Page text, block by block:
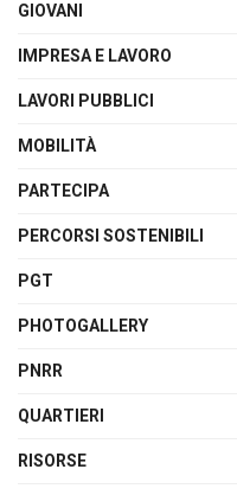
GIOVANI
IMPRESA E LAVORO
LAVORI PUBBLICI
MOBILITÀ
PARTECIPA
PERCORSI SOSTENIBILI
PGT
PHOTOGALLERY
PNRR
QUARTIERI
RISORSE